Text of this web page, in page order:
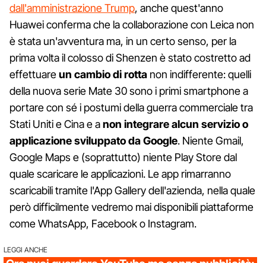
dall'amministrazione Trump, anche quest'anno
Huawei conferma che la collaborazione con Leica non
è stata un'avventura ma, in un certo senso, per la
prima volta il colosso di Shenzen è stato costretto ad
effettuareun cambio di rotta non indifferente: quelli
della nuova serie Mate 30 sono i primi smartphone a
portare con sé i postumi della guerra commerciale tra
Stati Uniti e Cina e anon integrare alcun servizio o
applicazione sviluppato da Google. Niente Gmail,
Google Maps e (soprattutto) niente Play Store dal
quale scaricare le applicazioni. Le app rimarranno
scaricabili tramite l'App Gallery dell'azienda, nella quale
però difficilmente vedremo mai disponibili piattaforme
come WhatsApp, Facebook o Instagram.
LEGGI ANCHE